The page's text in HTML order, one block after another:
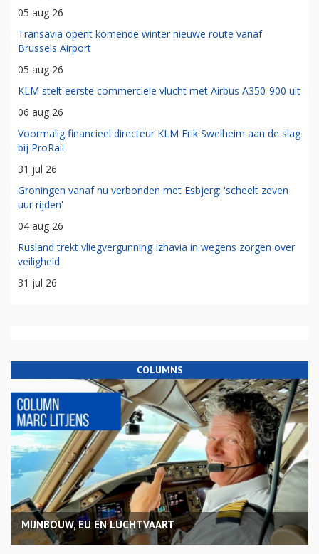
05 aug 26
Transavia opent komende winter nieuwe route vanaf
Brussels Airport
05 aug 26
KLM stelt eerste commerciële vlucht met Airbus A350-900 uit
06 aug 26
Voormalig financieel directeur KLM Erik Swelheim aan de slag
bij ProRail
31 jul 26
Groningen vanaf nu verbonden met Esbjerg: 'scheelt zeven
uur rijden'
04 aug 26
Rusland trekt vliegvergunning Izhavia in wegens zorgen over
veiligheid
31 jul 26
COLUMNS
MIJNBOUW, EU EN LUCHTVAART